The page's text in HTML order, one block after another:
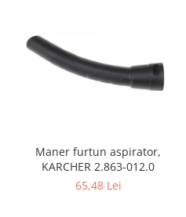
Maner furtun aspirator,
KARCHER 2.863-012.0
65,48 Lei